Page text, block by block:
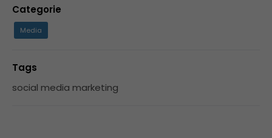
Categorie
Media
Tags
social media marketing